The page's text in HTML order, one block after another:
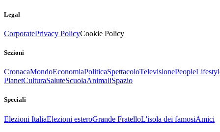
Legal
CorporatePrivacy PolicyCookie Policy
Sezioni
CronacaMondoEconomiaPoliticaSpettacoloTelevisionePeople
PlanetCulturaSaluteScuolaAnimaliSpazio
Speciali
Elezioni ItaliaElezioni esteroGrande FratelloL'isola dei famosiAmici